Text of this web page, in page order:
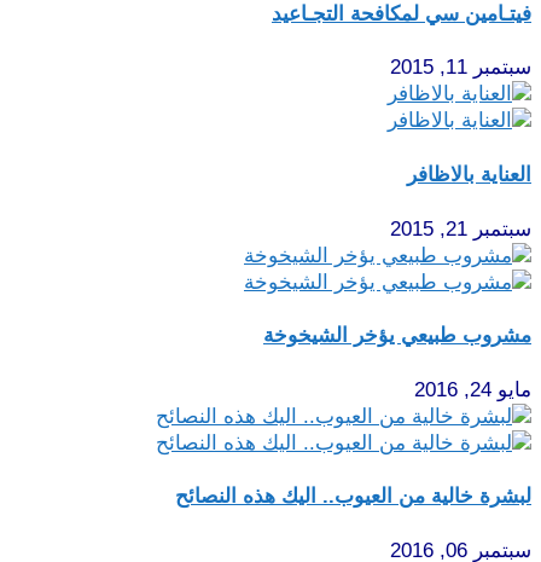
فيتـامين سي لمكافحة التجـاعيد‏
سبتمبر 11, 2015
العناية بالاظافر
سبتمبر 21, 2015
مشروب طبيعي يؤخر الشيخوخة
مايو 24, 2016
لبشرة خالية من العيوب.. اليك هذه النصائح
سبتمبر 06, 2016